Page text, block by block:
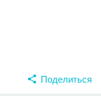
Поделиться